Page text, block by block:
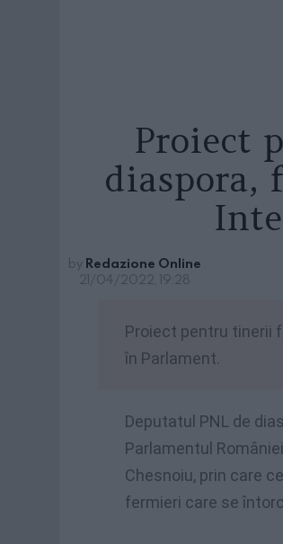
Proiect
diaspora,
by Redazione Online
21/04/2022, 19:28
Proiect pentru tinerii
în Parlament.
Deputatul PNL de
Parlamentul
Chesnoiu, prin care
fermieri care se